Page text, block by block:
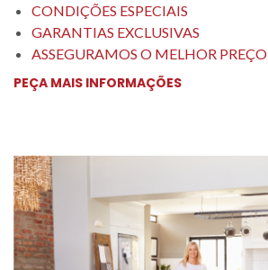
CONDIÇÕES ESPECIAIS
GARANTIAS EXCLUSIVAS
ASSEGURAMOS O MELHOR PREÇO
PEÇA MAIS INFORMAÇÕES